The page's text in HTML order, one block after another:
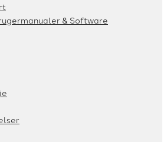
& Software